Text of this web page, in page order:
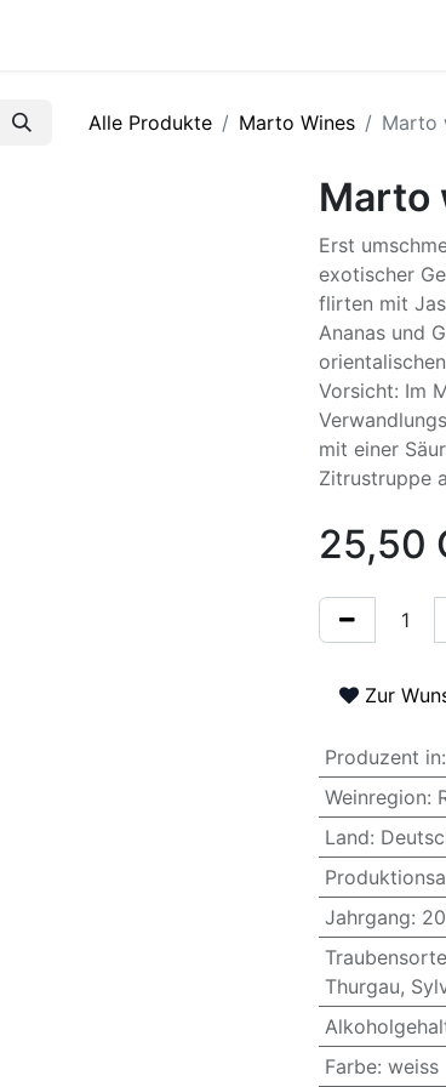
Alle Produkte Marto Wines Marto
Marto
Erst
exotischer
flirten mit
Ananas und
Vorsicht: Im
mit einer
Zitrustruppe
25,50
Zur
Produzent in:
Weinregion:
Land:
Jahrgang:
Traubensorte
Thurgau,
Farbe: weiss